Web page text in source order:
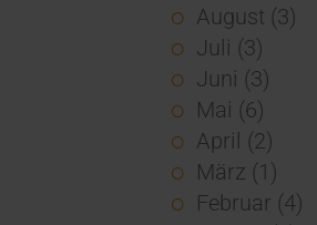
August (3)
Juli (3)
Juni (3)
Mai (6)
April (2)
März (1)
Februar (4)